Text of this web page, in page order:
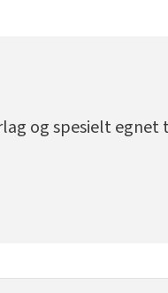
og spesielt